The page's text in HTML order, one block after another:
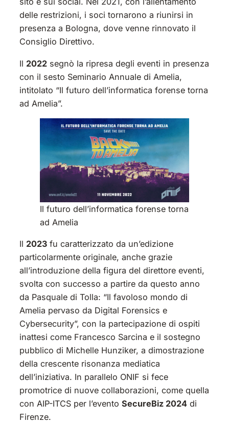
delle restrizioni, i soci tornarono a riunirsi in
presenza a Bologna, dove venne rinnovato il
Consiglio Direttivo.
Il 2022 segnò la ripresa degli eventi in presenza
con il sesto Seminario Annuale di Amelia,
intitolato “Il futuro dell’informatica forense torna
ad Amelia”.
Il futuro dell’informatica forense torna
ad Amelia
Il 2023 fu caratterizzato da un’edizione
particolarmente originale, anche grazie
all’introduzione della figura del direttore eventi,
svolta con successo a partire da questo anno
da Pasquale di Tolla: “Il favoloso mondo di
Amelia pervaso da Digital Forensics e
Cybersecurity”, con la partecipazione di ospiti
inattesi come Francesco Sarcina e il sostegno
pubblico di Michelle Hunziker, a dimostrazione
della crescente risonanza mediatica
dell’iniziativa. In parallelo ONIF si fece
promotrice di nuove collaborazioni, come quella
con AIP-ITCS per l’evento SecureBiz 2024 di
Firenze.